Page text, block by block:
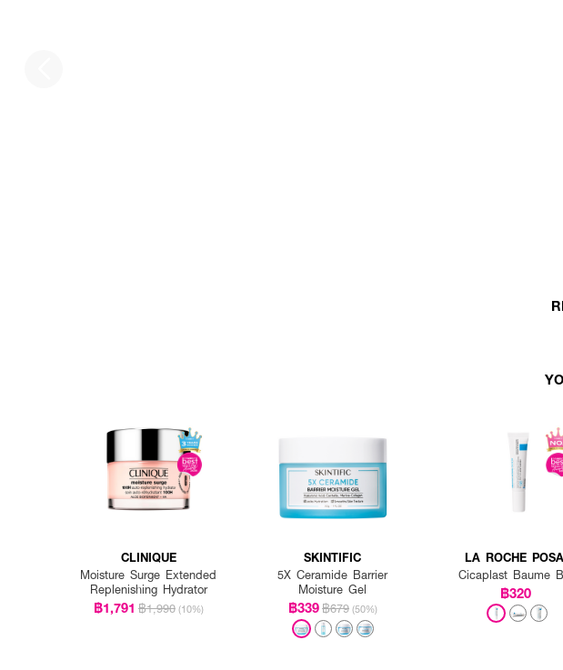
CLINIQUE
Moisture Surge Extended
Replenishing Hydrator
฿1,791 ฿1,990 (10%)
SKINTIFIC
5X Ceramide Barrier
Moisture Gel
฿339฿679 (50%)
LA ROCHE
Cicaplast Baume
฿320